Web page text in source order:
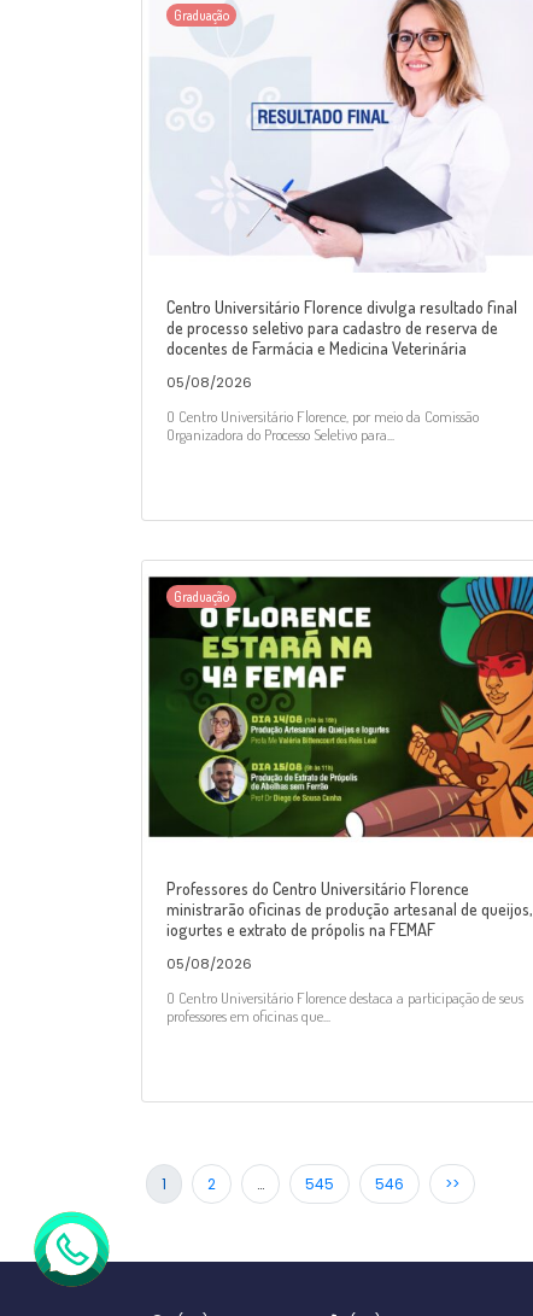
Graduação
Centro Universitário Florence divulga resultado final
de processo seletivo para cadastro de reserva de
docentes de Farmácia e Medicina Veterinária
05/08/2026
O Centro Universitário Florence, por meio da Comissão
Organizadora do Processo Seletivo para...
Graduação
Professores do Centro Universitário Florence
ministrarão oficinas de produção artesanal de queijos,
iogurtes e extrato de própolis na FEMAF
05/08/2026
O Centro Universitário Florence destaca a participação de seus
professores em oficinas que...
1 2 … 545 546 >>